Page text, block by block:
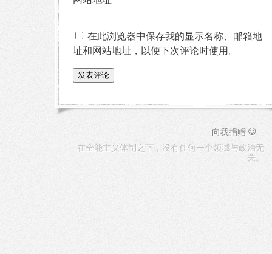
在此浏览器中保存我的显示名称、邮箱地
址和网站地址，以便下次评论时使用。
向我捐赠 ☺
在全能主义体制之下，没有任何一个领域与政治无
关。